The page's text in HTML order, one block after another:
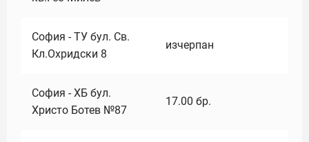
София - ТУ бул. Св.
Кл.Охридски 8
изчерпан
София - ХБ бул.
Христо Ботев №87
17.00 бр.